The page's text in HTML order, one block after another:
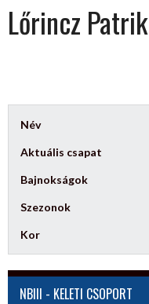
Lőrincz
Név
Aktuális csapat
Bajnokságok
Szezonok
Kor
NBIII - KELETI CSOPORT